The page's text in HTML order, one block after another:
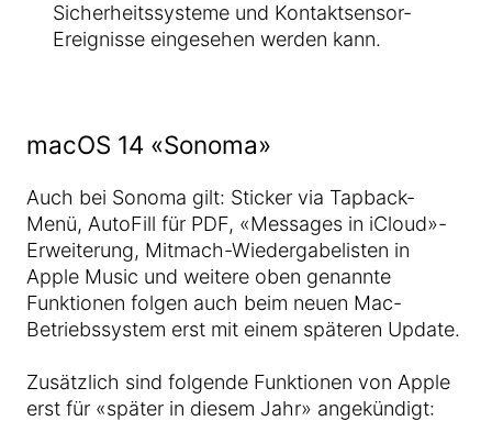
Sicherheitssysteme und Kontaktsensor-
Ereignisse eingesehen werden kann.
macOS 14 «Sonoma»
Auch bei Sonoma gilt: Sticker via Tapback-
Menü, AutoFill für PDF, «Messages in iCloud»-
Erweiterung, Mitmach-Wiedergabelisten in
Apple Music und weitere oben genannte
Funktionen folgen auch beim neuen Mac-
Betriebssystem erst mit einem späteren Update.
Zusätzlich sind folgende Funktionen von Apple
erst für «später in diesem Jahr» angekündigt: